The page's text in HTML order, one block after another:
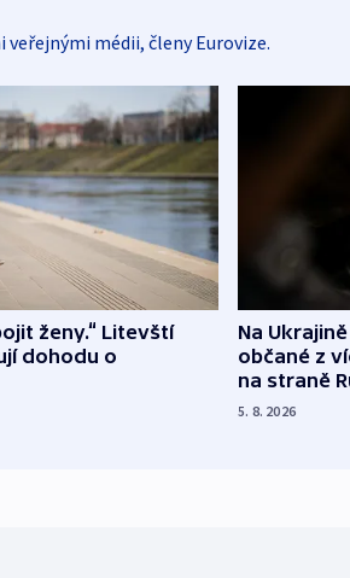
veřejnými médii, členy Eurovize.
ženy.“ Litevští
dohodu o
Na
občané z
na straně
5. 8. 2026